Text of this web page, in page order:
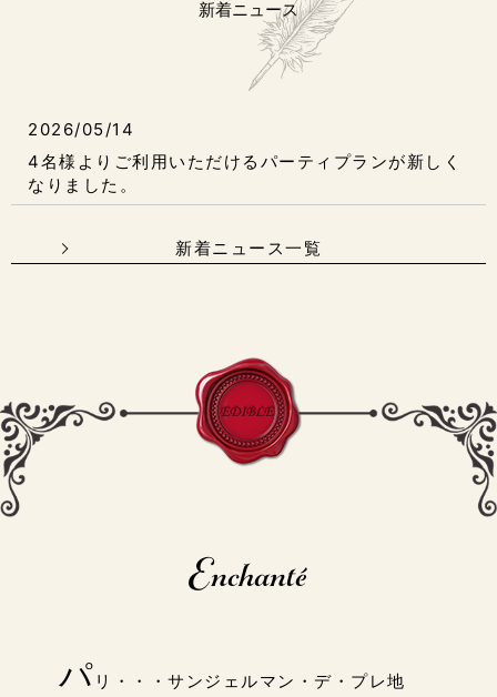
新着ニュース
2026/05/14
4名様よりご利用いただけるパーティプランが新しく
なりました。
新着ニュース一覧
Enchanté
パ リ・・・サンジェルマン・デ・プレ地